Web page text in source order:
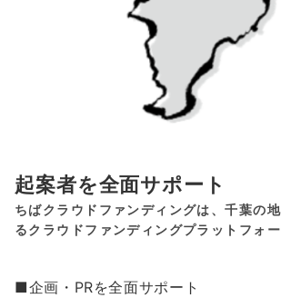
起案者を全面サポート
ちばクラウドファンディングは、千葉の
るクラウドファンディングプラットフォー
■企画・PRを全面サポート